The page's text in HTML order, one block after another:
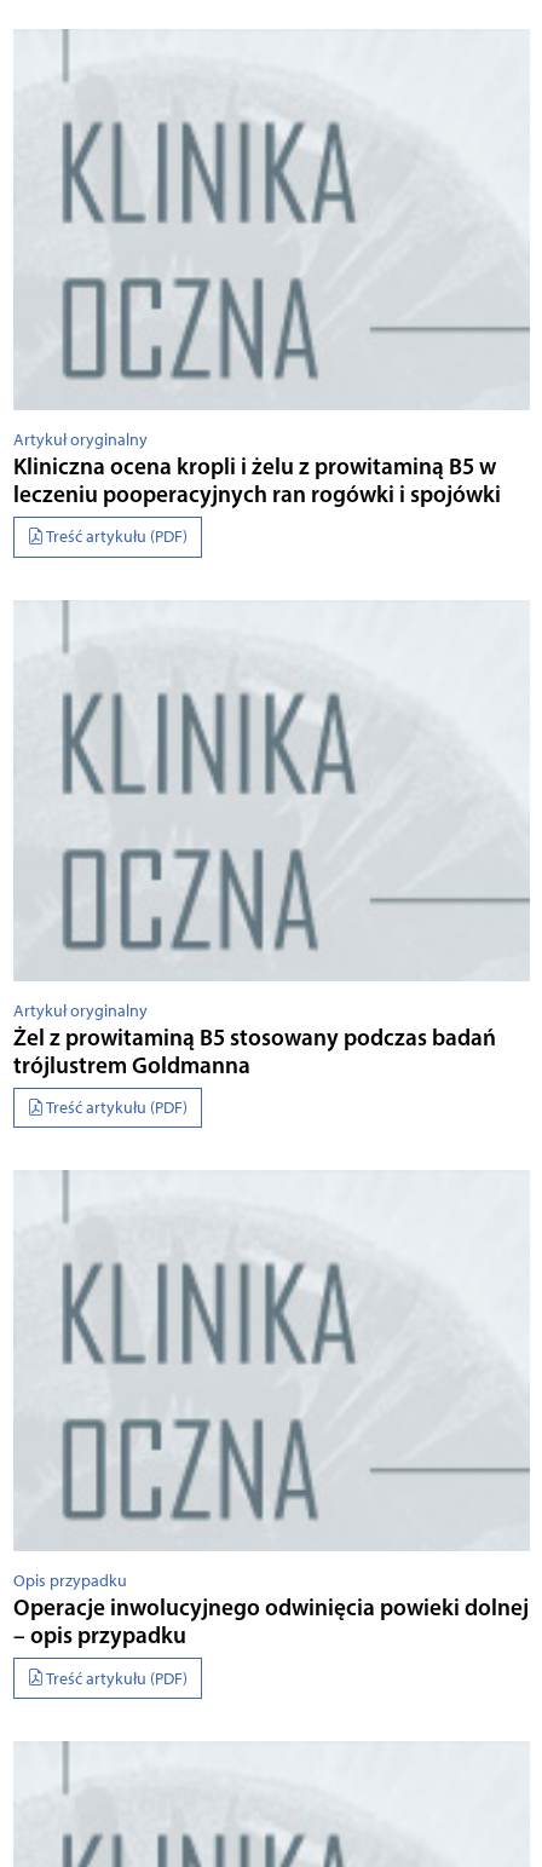
Artykuł oryginalny
Kliniczna ocena kropli i żelu z prowitaminą B5 w
leczeniu pooperacyjnych ran rogówki i spojówki
Treść artykułu (PDF)
Artykuł oryginalny
Żel z prowitaminą B5 stosowany podczas badań
trójlustrem Goldmanna
Treść artykułu (PDF)
Opis przypadku
Operacje inwolucyjnego odwinięcia powieki dolnej
– opis przypadku
Treść artykułu (PDF)